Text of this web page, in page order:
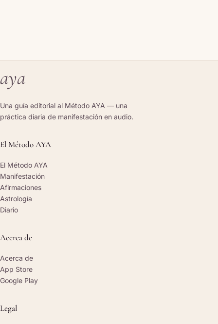
aya
Una guía editorial al Método AYA — una
práctica diaria de manifestación en audio.
El Método AYA
El Método AYA
Manifestación
Afirmaciones
Astrología
Diario
Acerca de
Acerca de
App Store
Google Play
Legal